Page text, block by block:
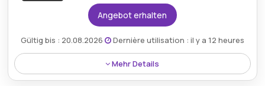
Rabatt:Smart-Energy-Käufer können mit dem
Angebot erhalten
Gültig bis : 20.08.2026 Dernière utilisation : il y a 12 heures
Mehr Details